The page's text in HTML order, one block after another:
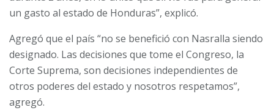
un gasto al estado de Honduras”, explicó.
Agregó que el país “no se benefició con Nasralla siendo
designado. Las decisiones que tome el Congreso, la
Corte Suprema, son decisiones independientes de
otros poderes del estado y nosotros respetamos”,
agregó.